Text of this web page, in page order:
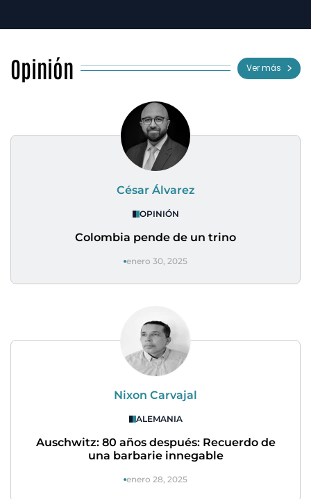
Opinión Ver más
César Álvarez
OPINIÓN
Colombia pende de un trino
enero 30, 2025
Nixon Carvajal
ALEMANIA
Auschwitz: 80 años después: Recuerdo de
una barbarie innegable
enero 28, 2025